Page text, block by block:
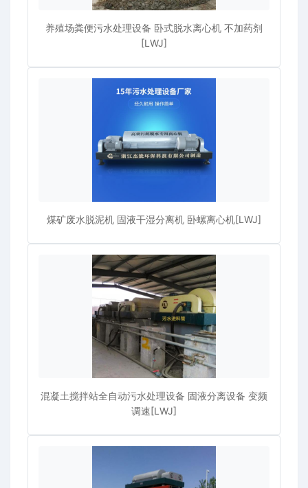
养殖场粪便污水处理设备 卧式脱水离心机 不加药剂
[LWJ]
煤矿废水脱泥机 固液干湿分离机 卧螺离心机[LWJ]
混凝土搅拌站全自动污水处理设备 固液分离设备 变频
调速[LWJ]